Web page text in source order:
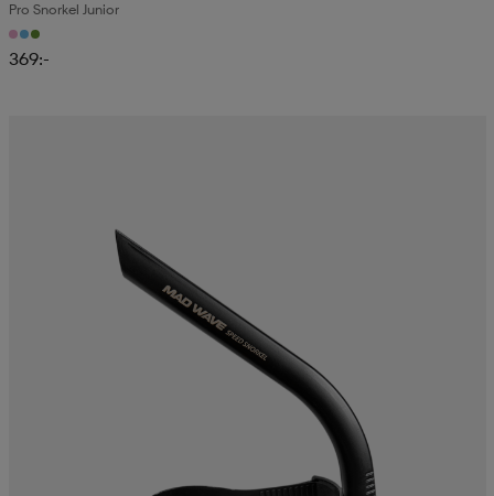
Pro Snorkel Junior
369:-